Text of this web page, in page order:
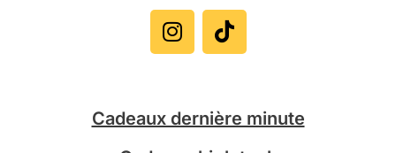
n
s
t
r
a
i
k
t
Cadeaux dernière minute